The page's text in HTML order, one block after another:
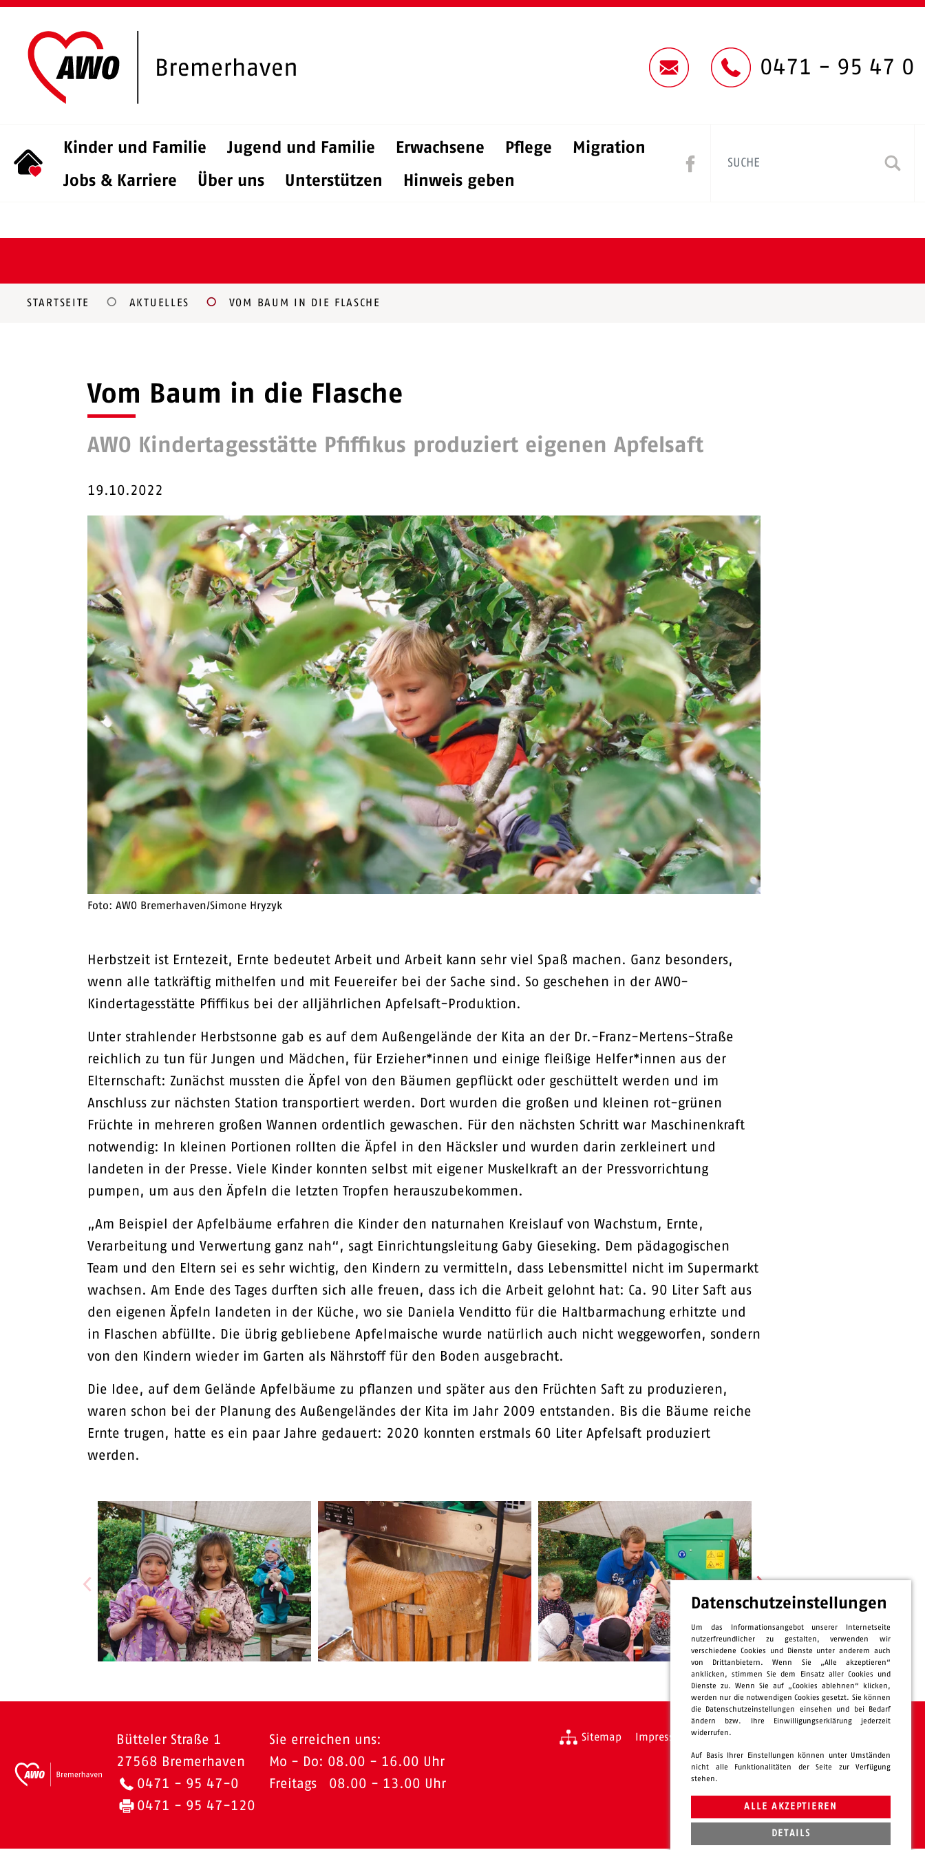
0471 - 95 47 0
Kinder und Familie Jugend und Familie Erwachsene Pflege
Migration
Jobs & Karriere
Über uns Unterstützen Hinweis geben
STARTSEITE AKTUELLES VOM BAUM IN DIE FLASCHE
Vom Baum in die Flasche
AWO Kindertagesstätte Pfiffikus produziert eigenen Apfelsaft
19.10.2022
Foto: AWO Bremerhaven/Simone Hryzyk
Herbstzeit ist Erntezeit, Ernte bedeutet Arbeit und Arbeit kann sehr viel Spaß machen. Ganz besonders,
wenn alle tatkräftig mithelfen und mit Feuereifer bei der Sache sind. So geschehen in der AWO-
Kindertagesstätte Pfiffikus bei der alljährlichen Apfelsaft-Produktion.
Unter strahlender Herbstsonne gab es auf dem Außengelände der Kita an der Dr.-Franz-Mertens-Straße
reichlich zu tun für Jungen und Mädchen, für Erzieher*innen und einige fleißige Helfer*innen aus der
Elternschaft: Zunächst mussten die Äpfel von den Bäumen gepflückt oder geschüttelt werden und im
Anschluss zur nächsten Station transportiert werden. Dort wurden die großen und kleinen rot-grünen
Früchte in mehreren großen Wannen ordentlich gewaschen. Für den nächsten Schritt war Maschinenkraft
notwendig: In kleinen Portionen rollten die Äpfel in den Häcksler und wurden darin zerkleinert und
landeten in der Presse. Viele Kinder konnten selbst mit eigener Muskelkraft an der Pressvorrichtung
pumpen, um aus den Äpfeln die letzten Tropfen herauszubekommen.
„Am Beispiel der Apfelbäume erfahren die Kinder den naturnahen Kreislauf von Wachstum, Ernte,
Verarbeitung und Verwertung ganz nah“, sagt Einrichtungsleitung Gaby Gieseking. Dem pädagogischen
Team und den Eltern sei es sehr wichtig, den Kindern zu vermitteln, dass Lebensmittel nicht im Supermarkt
wachsen. Am Ende des Tages durften sich alle freuen, dass ich die Arbeit gelohnt hat: Ca. 90 Liter Saft aus
den eigenen Äpfeln landeten in der Küche, wo sie Daniela Venditto für die Haltbarmachung erhitzte und
in Flaschen abfüllte. Die übrig gebliebene Apfelmaische wurde natürlich auch nicht weggeworfen, sondern
von den Kindern wieder im Garten als Nährstoff für den Boden ausgebracht.
Die Idee, auf dem Gelände Apfelbäume zu pflanzen und später aus den Früchten Saft zu produzieren,
waren schon bei der Planung des Außengeländes der Kita im Jahr 2009 entstanden. Bis die Bäume reiche
Ernte trugen, hatte es ein paar Jahre gedauert: 2020 konnten erstmals 60 Liter Apfelsaft produziert
werden.
Bütteler Straße 1
27568 Bremerhaven
0471 - 95 47-0
0471 - 95 47-120
Sie erreichen uns:
Mo - Do: 08.00 - 16.00 Uhr
Freitags 08.00 - 13.00 Uhr
Sitemap Impressum Datenschutz
Datenschutzeinstellungen
Um das Informationsangebot unserer Internetseite
nutzerfreundlicher zu gestalten, verwenden wir
verschiedene Cookies und Dienste unter anderem auch
von Drittanbietern. Wenn Sie „Alle akzeptieren“
anklicken, stimmen Sie dem Einsatz aller Cookies und
Dienste zu. Wenn Sie auf „Cookies ablehnen“ klicken,
werden nur die notwendigen Cookies gesetzt. Sie können
die Datenschutzeinstellungen einsehen und bei Bedarf
ändern bzw. Ihre Einwilligungserklärung jederzeit
widerrufen.
Auf Basis Ihrer Einstellungen können unter Umständen
nicht alle Funktionalitäten der Seite zur Verfügung
stehen.
ALLE AKZEPTIEREN
DETAILS